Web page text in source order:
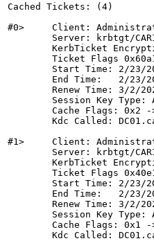
Cached Tickets: (4)
#0>     Client:
Server: krbtgt/
KerbTicket
Ticket Flags
Start Time: 2/23/
End Time:   2/23/
Renew Time: 3/2/
Session Key Type:
Cache Flags: 0x2
Kdc Called:
#1>     Client:
Server: krbtgt/
KerbTicket
Ticket Flags
Start Time: 2/23/
End Time:   2/23/
Renew Time: 3/2/
Session Key Type:
Cache Flags: 0x1
Kdc Called: